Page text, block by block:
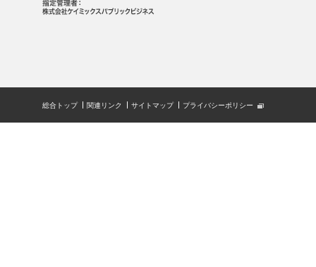
総合トップ 関連リンク サイトマップ プライバシーポリシー